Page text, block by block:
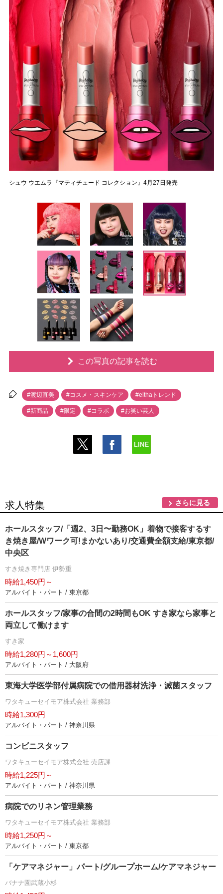
シュウ ウエムラ『マティチュード コレクション』4月27日発売
この写真の記事を読む
#渡辺直美 #コスメ・スキンケア #elthaトレンド
#新商品 #限定 #コラボ #お笑い芸人
求人特集 さらに見る
ホールスタッフ/「週2、3日〜勤務OK」着物で接客するす
き焼き屋/Wワーク可!まかないあり/交通費全額支給/東京都/
中央区
すき焼き専門店 伊勢重
時給1,450円～
アルバイト・パート / 東京都
ホールスタッフ/家事の合間の2時間もOK すき家なら家事と
両立して働けます
すき家
時給1,280円～1,600円
アルバイト・パート / 大阪府
東海大学医学部付属病院での借用器材洗浄・滅菌スタッフ
ワタキューセイモア株式会社 業務部
時給1,300円
アルバイト・パート / 神奈川県
コンビニスタッフ
ワタキューセイモア株式会社 売店課
時給1,225円～
アルバイト・パート / 神奈川県
病院でのリネン管理業務
ワタキューセイモア株式会社 業務部
時給1,250円～
アルバイト・パート / 東京都
「ケアマネジャー」パート/グループホーム/ケアマネジャー
バナナ園武蔵小杉